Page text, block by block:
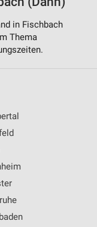
in Fischbach
Thema